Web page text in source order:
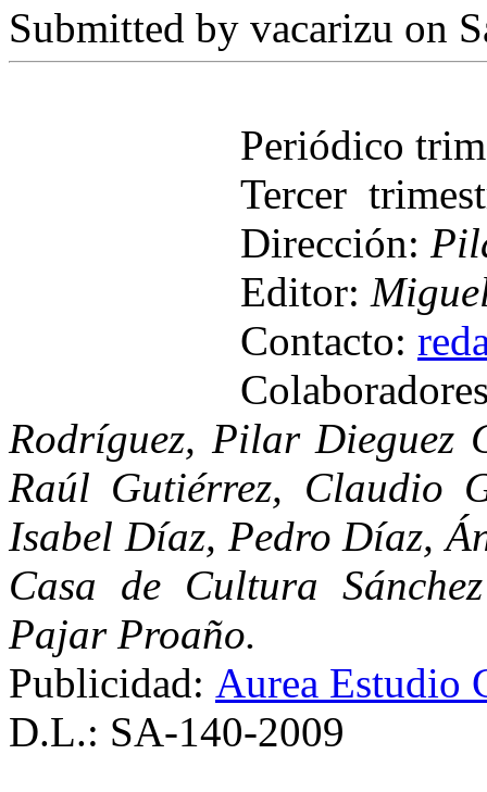
Submitted by vacarizu on
Periódico
Tercer
Dirección:
Editor:
Contacto:
Rodríguez, Pilar Dieguez
Raúl Gutiérrez, Claudio
Isabel Díaz, Pedro Díaz,
Casa de Cultura
Pajar Proaño.
Publicidad: Aurea Estudio
D.L.: SA-140-2009